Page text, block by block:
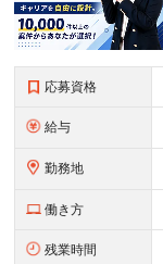
応募資格
給与
勤務地
働き方
残業時間